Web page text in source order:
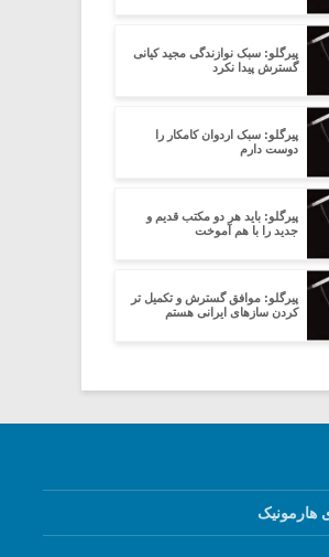
پیرگلو: سبک نوازندگی مجید کیانی
گسترش پیدا نکرد
پیرگلو: سبک اردوان کامکار را
دوست دارم
پیرگلو: باید هر دو مکتب قدیم و
جدید را با هم آموخت
پیرگلو: موافق گسترش و تکمیل تر
کردن سازهای ایرانی هستم
هارمونیک